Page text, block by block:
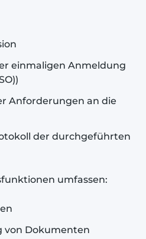
einmaligen Anmeldung
Anforderungen an die
der durchgeführten
umfassen:
von Dokumenten